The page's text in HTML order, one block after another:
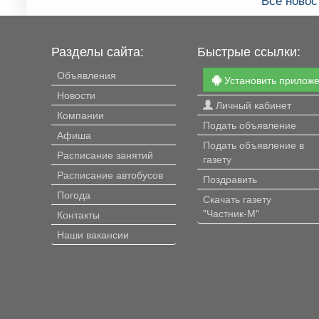
Разделы сайта:
Объявления
Новости
Компании
Афиша
Расписание занятий
Расписание автобусов
Погода
Контакты
Наши вакансии
Быстрые ссылки:
Установить
Личный кабинет
Подать объявление
Подать объявление в
газету
Поздравить
Скачать газету
"Частник-М"